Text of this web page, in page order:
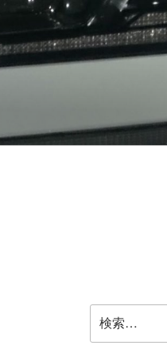
索: